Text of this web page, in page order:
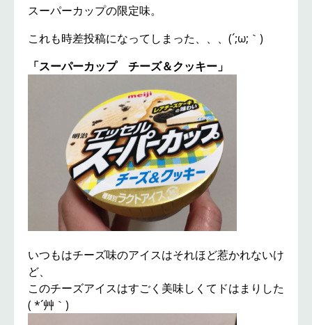
スーパーカップの限定味。
これも時差投稿になってしまった、、、(´;ω;｀)
「スーパーカップ チーズ＆クッキー」
いつもはチーズ味のアイスはそれほど惹かれないけ
ど、
このチーズアイスはすごく美味しくてドはまりした
( *´艸｀)